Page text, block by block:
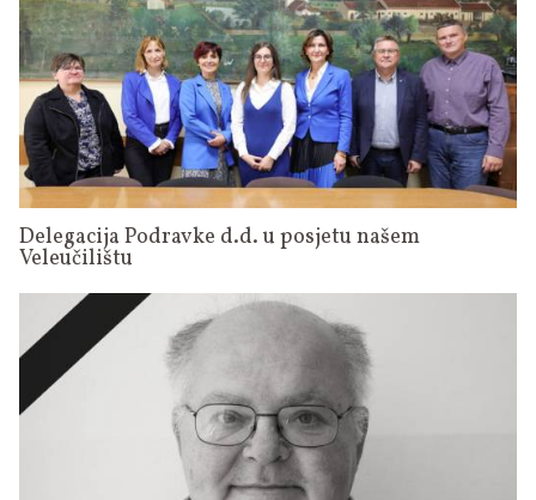
Delegacija Podravke d.d. u posjetu našem
Veleučilištu